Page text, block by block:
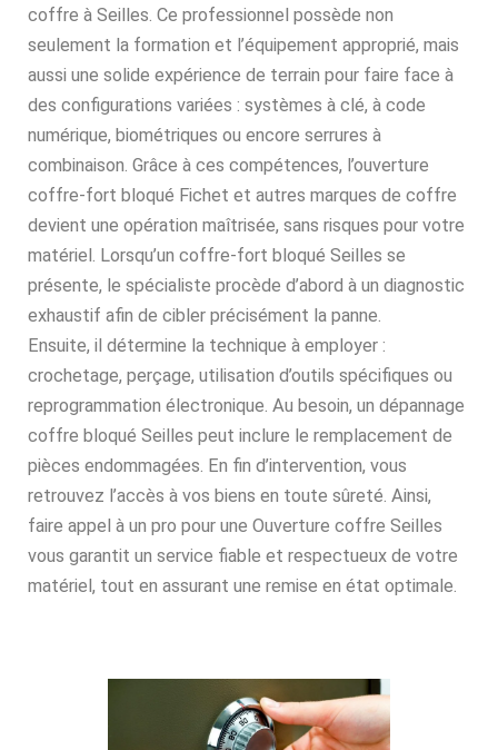
coffre à Seilles. Ce professionnel possède non
seulement la formation et l’équipement approprié, mais
aussi une solide expérience de terrain pour faire face à
des configurations variées : systèmes à clé, à code
numérique, biométriques ou encore serrures à
combinaison. Grâce à ces compétences, l’ouverture
coffre-fort bloqué Fichet et autres marques de coffre
devient une opération maîtrisée, sans risques pour votre
matériel. Lorsqu’un coffre-fort bloqué Seilles se
présente, le spécialiste procède d’abord à un diagnostic
exhaustif afin de cibler précisément la panne.
Ensuite, il détermine la technique à employer :
crochetage, perçage, utilisation d’outils spécifiques ou
reprogrammation électronique. Au besoin, un dépannage
coffre bloqué Seilles peut inclure le remplacement de
pièces endommagées. En fin d’intervention, vous
retrouvez l’accès à vos biens en toute sûreté. Ainsi,
faire appel à un pro pour une Ouverture coffre Seilles
vous garantit un service fiable et respectueux de votre
matériel, tout en assurant une remise en état optimale.